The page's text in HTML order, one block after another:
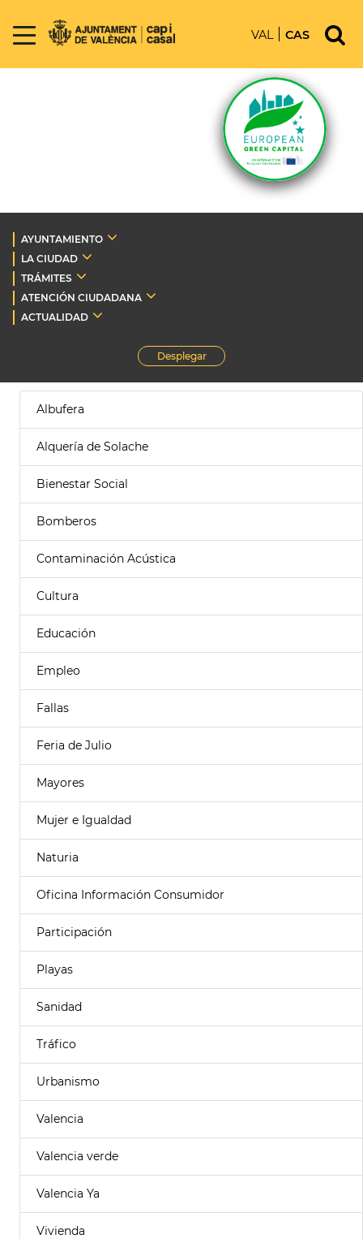
VAL CAS
AYUNTAMIENTO
LA CIUDAD
TRÁMITES
ATENCIÓN CIUDADANA
ACTUALIDAD
Desplegar
Albufera
Alquería de Solache
Bienestar Social
Bomberos
Contaminación Acústica
Cultura
Educación
Empleo
Fallas
Feria de Julio
Mayores
Mujer e Igualdad
Naturia
Oficina Información Consumidor
Participación
Playas
Sanidad
Tráfico
Urbanismo
Valencia
Valencia verde
Valencia Ya
Vivienda